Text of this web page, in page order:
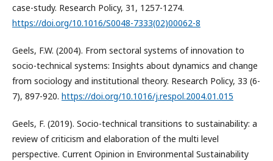
case-study. Research Policy, 31, 1257-1274.
https://doi.org/10.1016/S0048-7333(02)00062-8
Geels, F.W. (2004). From sectoral systems of innovation to
socio-technical systems: Insights about dynamics and change
from sociology and institutional theory. Research Policy, 33 (6-
7), 897-920. https://doi.org/10.1016/j.respol.2004.01.015
Geels, F. (2019). Socio-technical transitions to sustainability: a
review of criticism and elaboration of the multi level
perspective. Current Opinion in Environmental Sustainability